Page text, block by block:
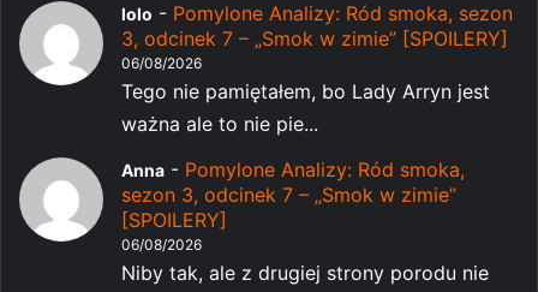
lolo - Pomylone Analizy: Ród smoka, sezon
3, odcinek 7 – „Smok w zimie” [SPOILERY]
06/08/2026
Tego nie pamiętałem, bo Lady Arryn jest
ważna ale to nie pie...
Anna - Pomylone Analizy: Ród smoka,
sezon 3, odcinek 7 – „Smok w zimie”
[SPOILERY]
06/08/2026
Niby tak, ale z drugiej strony porodu nie